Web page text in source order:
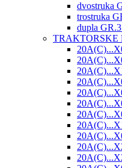
dvostruka
trostruka
dupla
TRAKTORSKE